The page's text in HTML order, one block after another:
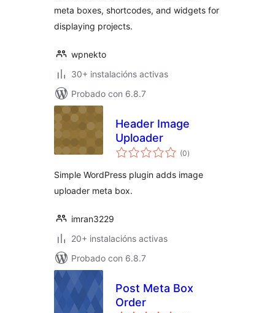
meta boxes, shortcodes, and widgets for
displaying projects.
wpnekto
30+ instalacións activas
Probado con 6.8.7
Header Image
Uploader
(0valoracións
totais
)
Simple WordPress plugin adds image
uploader meta box.
imran3229
20+ instalacións activas
Probado con 6.8.7
Post Meta Box
Order